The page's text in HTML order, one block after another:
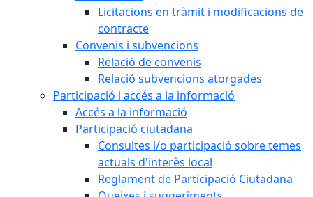
Licitacions en tràmit i modificacions de
contracte
Convenis i subvencions
Relació de convenis
Relació subvencions atorgades
Participació i accés a la informació
Accés a la informació
Participació ciutadana
Consultes i/o participació sobre temes
actuals d'interès local
Reglament de Participació Ciutadana